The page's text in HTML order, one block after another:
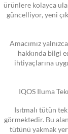
ürünlere kolayca
güncelliyor, yeni
Amacımız
hakkında bilgi
ihtiyaçlarına
IQOS Iluma
Isıtmalı tütün
görmektedir. Bu
tütünü yakmak